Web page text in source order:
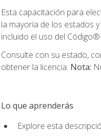
Esta capacitación para
la mayoría de los estados
incluido el uso del
Consulte con su estado,
obtener la licencia. Nota:
Lo que aprenderás
Explore esta